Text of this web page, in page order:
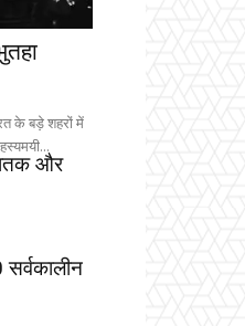
के बड़े शहरों में
और
सर्वकालीन